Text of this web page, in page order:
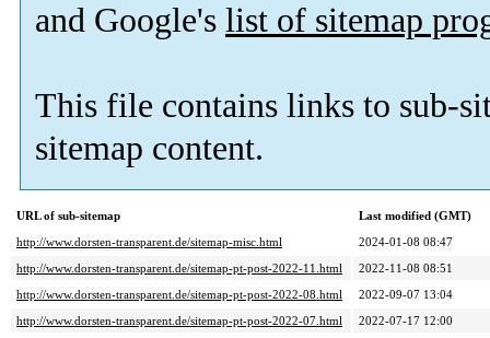
and Google's list of sitemap
This file contains links to sub-
sitemap content.
URL of sub-sitemap
Last modified (GMT)
http://www.dorsten-transparent.de/sitemap-misc.html
2024-01-08 08:47
http://www.dorsten-transparent.de/sitemap-pt-post-2022-11.html
2022-11-08 08:51
http://www.dorsten-transparent.de/sitemap-pt-post-2022-08.html
2022-09-07 13:04
http://www.dorsten-transparent.de/sitemap-pt-post-2022-07.html
2022-07-17 12:00